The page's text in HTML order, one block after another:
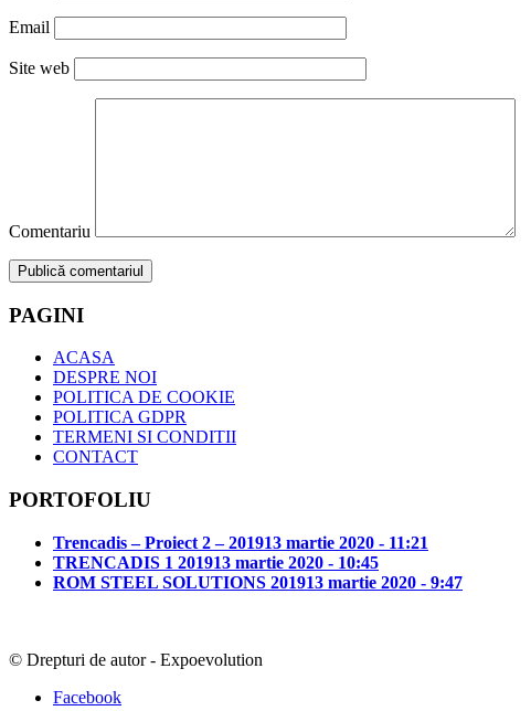
Email
Site web
Comentariu
PAGINI
ACASA
DESPRE NOI
POLITICA DE COOKIE
POLITICA GDPR
TERMENI SI CONDITII
CONTACT
PORTOFOLIU
Trencadis – Proiect 2 – 201913 martie 2020 - 11:21
TRENCADIS 1 201913 martie 2020 - 10:45
ROM STEEL SOLUTIONS 201913 martie 2020 - 9:47
© Drepturi de autor - Expoevolution
Facebook